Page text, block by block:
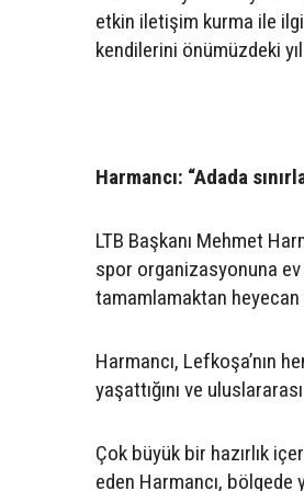
etkin iletişim kurma ile
kendilerini önümüzdeki
Harmancı: “Adada
LTB Başkanı Mehmet
spor organizasyonuna
tamamlamaktan heyecan
Harmancı, Lefkoşa’nın
yaşattığını ve
Çok büyük bir hazırlık
eden Harmancı, bölgede